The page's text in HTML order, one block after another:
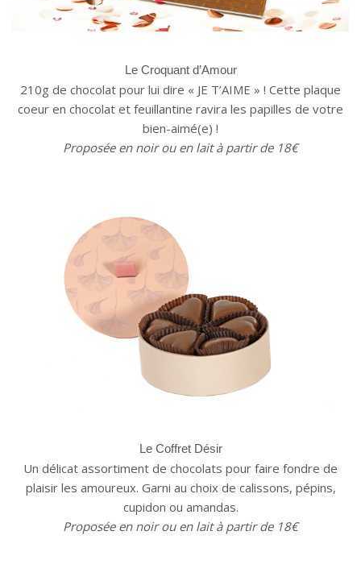
Le Croquant d’Amour
210g de chocolat pour lui dire « JE T’AIME » ! Cette plaque
coeur en chocolat et feuillantine ravira les papilles de votre
bien-aimé(e) !
Proposée en noir ou en lait à partir de 18€
Le Coffret Désir
Un délicat assortiment de chocolats pour faire fondre de
plaisir les amoureux. Garni au choix de calissons, pépins,
cupidon ou amandas.
Proposée en noir ou en lait à partir de 18€